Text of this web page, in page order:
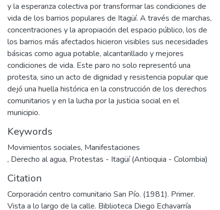
y la esperanza colectiva por transformar las condiciones de
vida de los barrios populares de Itagüí. A través de marchas,
concentraciones y la apropiación del espacio público, los de
los barrios más afectados hicieron visibles sus necesidades
básicas como agua potable, alcantarillado y mejores
condiciones de vida. Este paro no solo representó una
protesta, sino un acto de dignidad y resistencia popular que
dejó una huella histórica en la construcción de los derechos
comunitarios y en la lucha por la justicia social en el
municipio.
Keywords
Movimientos sociales,
, Derecho al agua, Protestas - Itagüí (Antioquia - Colombia)
Citation
Corporación centro comunitario San Pío. (1981). Primer.
Vista a lo largo de la calle. Biblioteca Diego Echavarría